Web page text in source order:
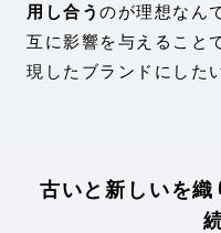
用し合う のが理想なん
互に影響を与えること
現したブランドにした
古いと新しいを織